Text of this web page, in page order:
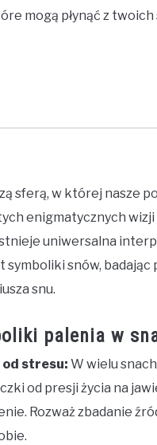
mogą płynąć z twoich
sferą, w której nasze
enigmatycznych
uniwersalna
symboliki snów,
snu.
palenia w
od stresu: W wielu
od presji życia na
Rozważ zbadanie